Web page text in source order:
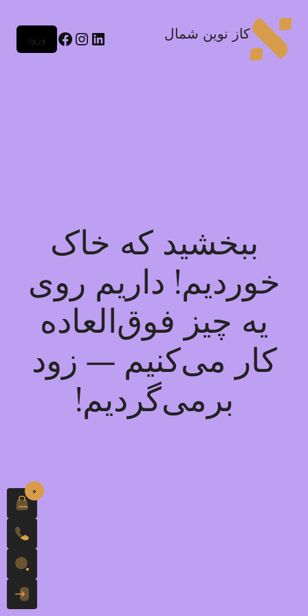
کاز نوین شمال ورود
ببخشید که خاک
خوردیم! داریم روی
یه چیز فوق‌العاده
کار می‌کنیم — زود
برمی‌گردیم!
0